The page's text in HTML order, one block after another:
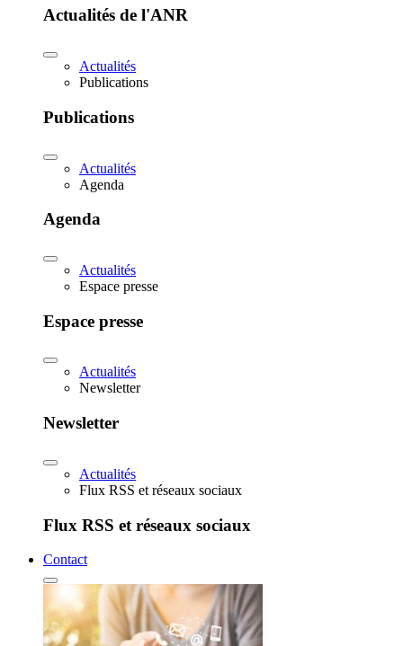
Actualités de l'ANR
Actualités
Publications
Publications
Actualités
Agenda
Agenda
Actualités
Espace presse
Espace presse
Actualités
Newsletter
Newsletter
Actualités
Flux RSS et réseaux sociaux
Flux RSS et réseaux sociaux
Contact